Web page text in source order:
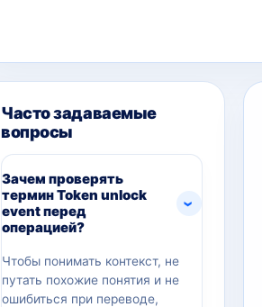
Часто задаваемые
вопросы
Зачем проверять
термин Token unlock
event перед
операцией?
Чтобы понимать контекст, не
путать похожие понятия и не
ошибиться при переводе,